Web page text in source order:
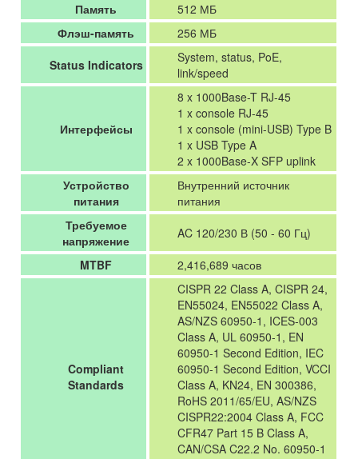
Память
512 МБ
Флэш-память
256 МБ
Status Indicators
System, status, PoE,
link/speed
Интерфейсы
8 x 1000Base-T RJ-45
1 x console RJ-45
1 x console (mini-USB) Type B
1 x USB Type A
2 x 1000Base-X SFP uplink
Устройство
питания
Внутренний источник
питания
Требуемое
напряжение
AC 120/230 В (50 - 60 Гц)
MTBF
2,416,689 часов
Compliant
Standards
CISPR 22 Class A, CISPR 24,
EN55024, EN55022 Class A,
AS/NZS 60950-1, ICES-003
Class A, UL 60950-1, EN
60950-1 Second Edition, IEC
60950-1 Second Edition, VCCI
Class A, KN24, EN 300386,
RoHS 2011/65/EU, AS/NZS
CISPR22:2004 Class A, FCC
CFR47 Part 15 B Class A,
CAN/CSA C22.2 No. 60950-1